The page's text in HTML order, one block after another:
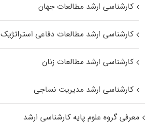
کارشناسی ارشد مطالعات جهان
کارشناسی ارشد مطالعات دفاعی استراتژیک
کارشناسی ارشد مطالعات زنان
کارشناسی ارشد مدیریت نساجی
معرفی گروه علوم پایه کارشناسی ارشد